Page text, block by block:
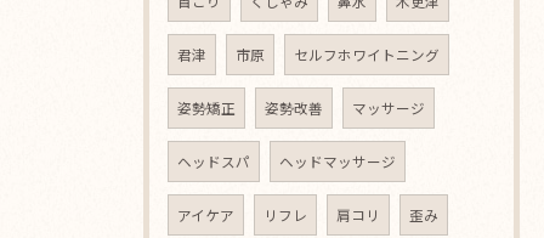
君津 市原 セルフホワイトニング
姿勢矯正 姿勢改善 マッサージ
ヘッドスパ ヘッドマッサージ
アイケア リフレ 肩コリ 歪み